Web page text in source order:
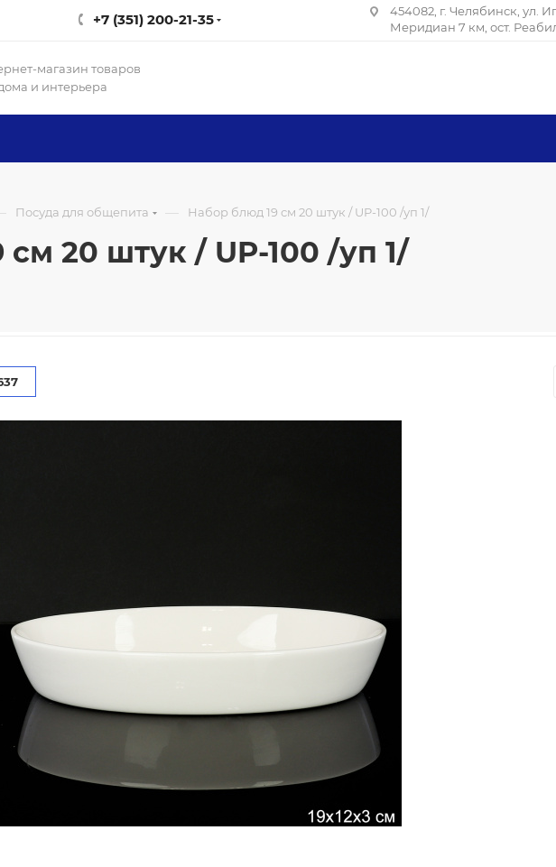
+7 (351) 200-21-35
454082, г. Челябинск, ул.
Меридиан 7 км, ост.
магазин товаров
и интерьера
Посуда для общепита — Набор блюд 19 см 20 штук / UP-100 /уп 1/
20 штук / UP-100 /уп 1/